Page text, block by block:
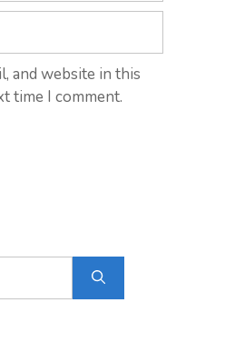
and website in this
time I comment.